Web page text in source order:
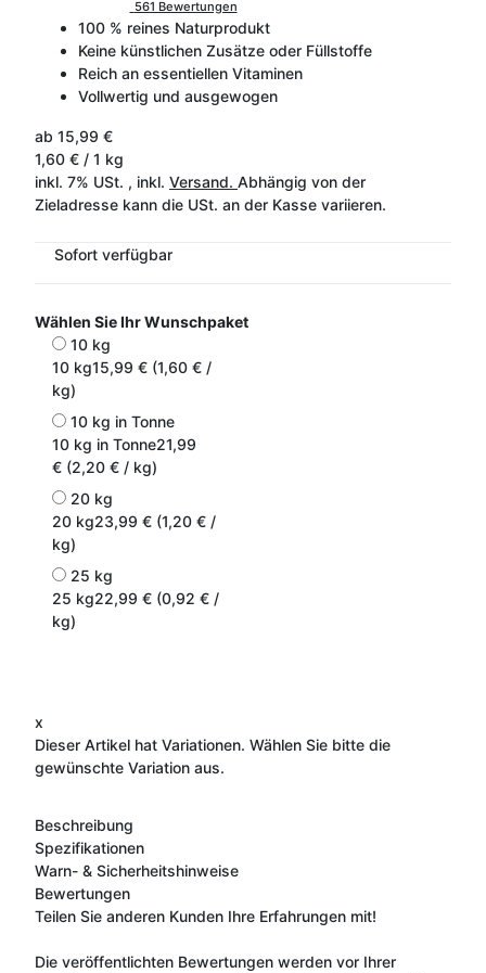
561 Bewertungen
100 % reines Naturprodukt
Keine künstlichen Zusätze oder Füllstoffe
Reich an essentiellen Vitaminen
Vollwertig und ausgewogen
ab 15,99 €
1,60 € / 1 kg
inkl. 7% USt. , inkl. Versand. Abhängig von der
Zieladresse kann die USt. an der Kasse variieren.
Sofort verfügbar
Wählen Sie Ihr Wunschpaket
10 kg
10 kg15,99 € (1,60 € /
kg)
10 kg in Tonne
10 kg in Tonne21,99
€ (2,20 € / kg)
20 kg
20 kg23,99 € (1,20 € /
kg)
25 kg
25 kg22,99 € (0,92 € /
kg)
x
Dieser Artikel hat Variationen. Wählen Sie bitte die
gewünschte Variation aus.
Beschreibung
Spezifikationen
Warn- & Sicherheitshinweise
Bewertungen
Teilen Sie anderen Kunden Ihre Erfahrungen mit!
Die veröffentlichten Bewertungen werden vor Ihrer